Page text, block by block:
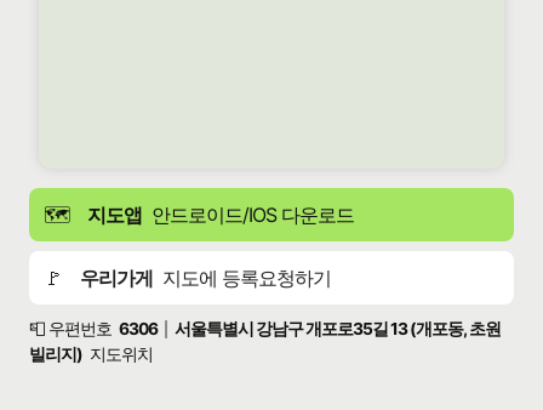
🗺️ 지도앱 안드로이드/IOS 다운로드
🚩 우리가게 지도에 등록요청하기
📮 우편번호 6306
서울특별시 강남구 개포로35길 13 (개포동, 초원
빌리지) 지도위치